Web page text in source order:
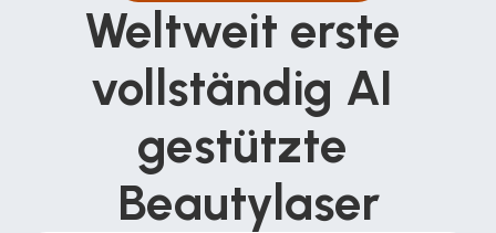
Weltweit erste
vollständig AI
gestützte
Beautylaser